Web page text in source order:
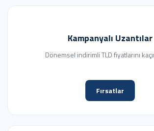
Kampanyalı Uzantılar
Dönemsel indirimli TLD fiyatlarını
Fırsatlar